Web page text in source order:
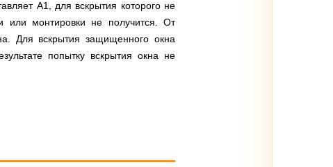
А1, для вскрытия которого не
или монтировки не получится. От
Для вскрытия защищенного окна
попытку вскрытия окна не